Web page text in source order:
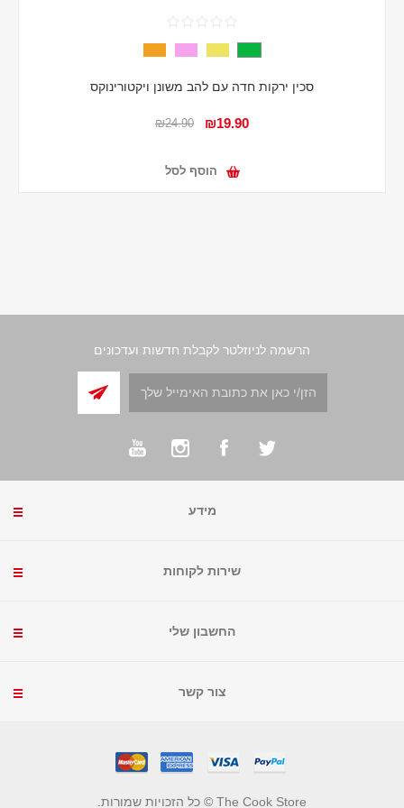
סכין ירקות חדה עם להב משונן ויקטורינוקס
₪19.90
₪24.90
הוסף לסל
הרשמה לניוזלטר לקבלת חדשות ועדכונים
מידע
שירות לקוחות
החשבון שלי
צור קשר
The Cook Store © כל הזכויות שמורות.